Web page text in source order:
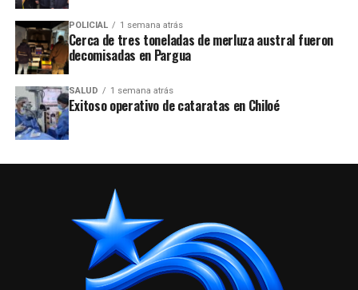
POLICIAL 1 semana atrás
Cerca de tres toneladas de merluza austral fueron
decomisadas en Pargua
SALUD 1 semana atrás
Exitoso operativo de cataratas en Chiloé